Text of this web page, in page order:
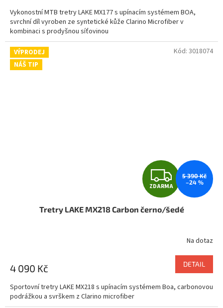
Vykonostní MTB tretry LAKE MX177 s upínacím systémem BOA,
svrchní díl vyroben ze syntetické kůže Clarino Microfiber v
kombinaci s prodyšnou síťovinou
VÝPRODEJ
NÁŠ TIP
Z
D
A
M
A
ZDARMA
5 390 Kč
–24 %
Tretry LAKE MX218 Carbon černo/šedé
Na dotaz
4 090 Kč DETAIL
Sportovní tretry LAKE MX218 s upínacím systémem Boa, carbonovou
podrážkou a svrškem z Clarino microfiber
Kód: 3018074